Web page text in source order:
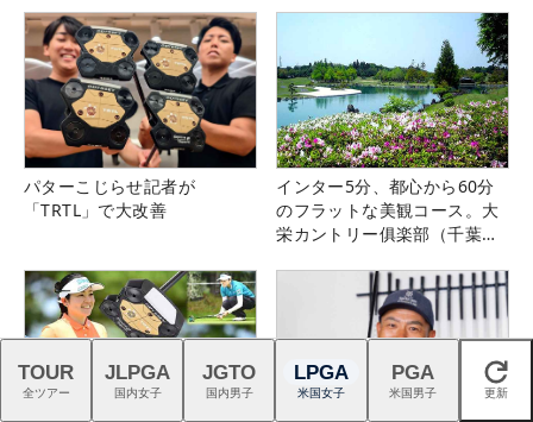
パターこじらせ記者が
「TRTL」で大改善
インター5分、都心から60分
のフラットな美観コース。大
栄カントリー俱楽部（千葉
閉じる
TOUR
全ツアー
JLPGA
国内女子
JGTO
国内男子
LPGA
米国女子
PGA
米国男子 更新